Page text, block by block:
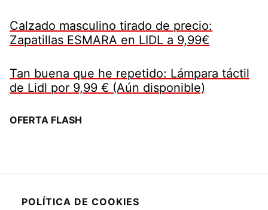
Calzado masculino tirado de precio:
Zapatillas ESMARA en LIDL a 9,99€
Tan buena que he repetido: Lámpara táctil
de Lidl por 9,99 € (Aún disponible)
OFERTA FLASH
POLÍTICA DE COOKIES